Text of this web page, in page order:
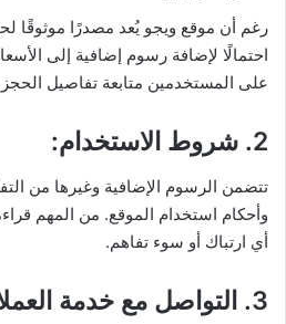
رغم أن موقع ويجو يُعد مصدرًا موثوقًا
احتمالًا لإضافة رسوم إضافية إلى
على المستخدمين متابعة تفاصيل الحجز
2. شروط الاستخدام :
تتضمن الرسوم الإضافية وغيرها من
وأحكام استخدام الموقع. من المهم
أي ارتباك أو سوء تفاهم.
3. التواصل مع خدمة العملاء